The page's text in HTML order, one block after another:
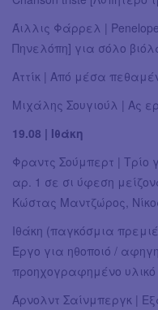
Άιλλις Φάρρελ |
Πηνελόπη] για σόλο
Aττίκ | Από μέσα
Μιχάλης Σουγιούλ | Aς
19.08 | Ιθάκη
Φραντς Σούμπερτ | Τρίο
αρ. 1 σε σι ύφεση
Κώστας Μαντζώρος,
Ιθάκη (παγκόσμια
Έργο για ηθοποιό /
προηχογραφημένο υλικό
Άρνολντ Σαίνμπεργκ |